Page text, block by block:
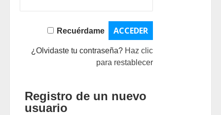
Recuérdame
¿Olvidaste tu contraseña? Haz clic
para restablecer
Registro de un nuevo
usuario